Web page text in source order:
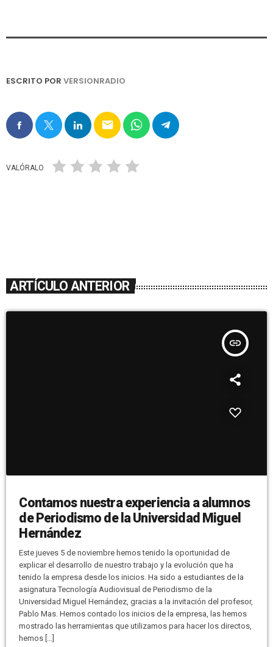
ESCRITO POR VERSIONRADIO
email
VALÓRALO
ARTÍCULO ANTERIOR
insert_link
Contamos nuestra experiencia a alumnos
de Periodismo de la Universidad Miguel
Hernández
Este jueves 5 de noviembre hemos tenido la oportunidad de
explicar el desarrollo de nuestro trabajo y la evolución que ha
tenido la empresa desde los inicios. Ha sido a estudiantes de la
asignatura Tecnología Audiovisual de Periodismo de la
Universidad Miguel Hernández, gracias a la invitación del profesor,
Pablo Mas. Hemos contado los inicios de la empresa, las hemos
mostrado las herramientas que utilizamos para hacer los directos,
hemos […]